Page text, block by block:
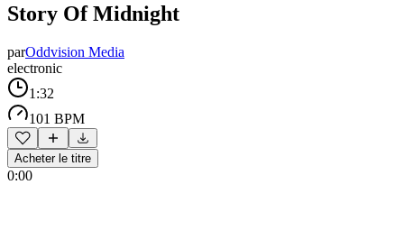
Story Of Midnight
parOddvision Media
electronic
1:32
101 BPM
Acheter le titre
0:00